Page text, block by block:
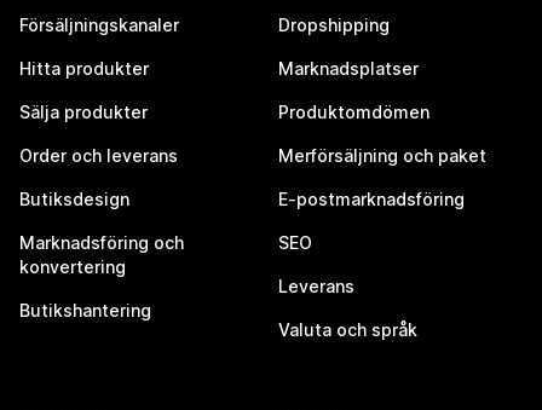
Försäljningskanaler
Hitta produkter
Sälja produkter
Order och leverans
Butiksdesign
Marknadsföring och
konvertering
Butikshantering
Dropshipping
Marknadsplatser
Produktomdömen
Merförsäljning och paket
E-postmarknadsföring
SEO
Leverans
Valuta och språk